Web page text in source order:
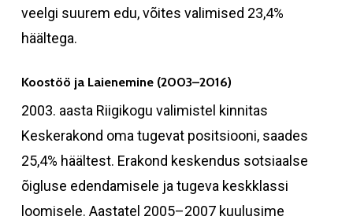
veelgi suurem edu, võites valimised 23,4%
häältega.
Koostöö ja Laienemine (2003–2016)
2003. aasta Riigikogu valimistel kinnitas
Keskerakond oma tugevat positsiooni, saades
25,4% häältest. Erakond keskendus sotsiaalse
õigluse edendamisele ja tugeva keskklassi
loomisele. Aastatel 2005–2007 kuulusime